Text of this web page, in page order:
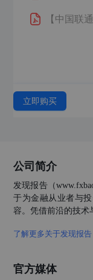
【中国联
【信通院】
【未知机构
【中国通
【中信联&
立即购买
公司简介
发现报告（
于为金融从业者与
容。凭借前沿的技术
了解更多关于发现报
官方媒体